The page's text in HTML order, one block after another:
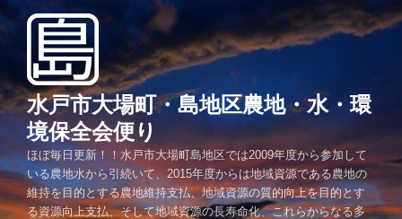
ン
ツ
へ
ス
キ
ッ
プ
水戸市大場町・島地区農地・水・環
境保全会便り
ほぼ毎日更新！！水戸市大場町島地区では2009年度から参加して
いる農地水から引続いて、2015年度からは地域資源である農地の
維持を目的とする農地維持支払、地域資源の質的向上を目的とす
る資源向上支払、そして地域資源の長寿命化、これらからなる多